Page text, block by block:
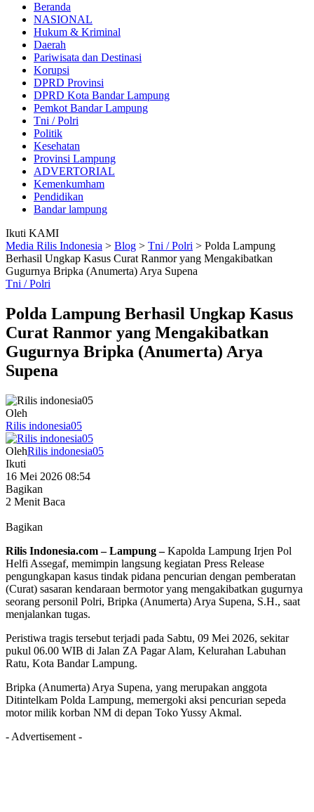
Beranda
NASIONAL
Hukum & Kriminal
Daerah
Pariwisata dan Destinasi
Korupsi
DPRD Provinsi
DPRD Kota Bandar Lampung
Pemkot Bandar Lampung
Tni / Polri
Politik
Kesehatan
Provinsi Lampung
ADVERTORIAL
Kemenkumham
Pendidikan
Bandar lampung
Ikuti KAMI
Media Rilis Indonesia > Blog > Tni / Polri > Polda Lampung
Berhasil Ungkap Kasus Curat Ranmor yang Mengakibatkan
Gugurnya Bripka (Anumerta) Arya Supena
Tni / Polri
Polda Lampung Berhasil Ungkap Kasus
Curat Ranmor yang Mengakibatkan
Gugurnya Bripka (Anumerta) Arya
Supena
Oleh
Rilis indonesia05
OlehRilis indonesia05
Ikuti
16 Mei 2026 08:54
Bagikan
2 Menit Baca
Bagikan
Rilis Indonesia.com – Lampung –Kapolda Lampung Irjen Pol
Helfi Assegaf, memimpin langsung kegiatan Press Release
pengungkapan kasus tindak pidana pencurian dengan pemberatan
(Curat) sasaran kendaraan bermotor yang mengakibatkan gugurnya
seorang personil Polri, Bripka (Anumerta) Arya Supena, S.H., saat
menjalankan tugas.
Peristiwa tragis tersebut terjadi pada Sabtu, 09 Mei 2026, sekitar
pukul 06.00 WIB di Jalan ZA Pagar Alam, Kelurahan Labuhan
Ratu, Kota Bandar Lampung.
Bripka (Anumerta) Arya Supena, yang merupakan anggota
Ditintelkam Polda Lampung, memergoki aksi pencurian sepeda
motor milik korban NM di depan Toko Yussy Akmal.
- Advertisement -